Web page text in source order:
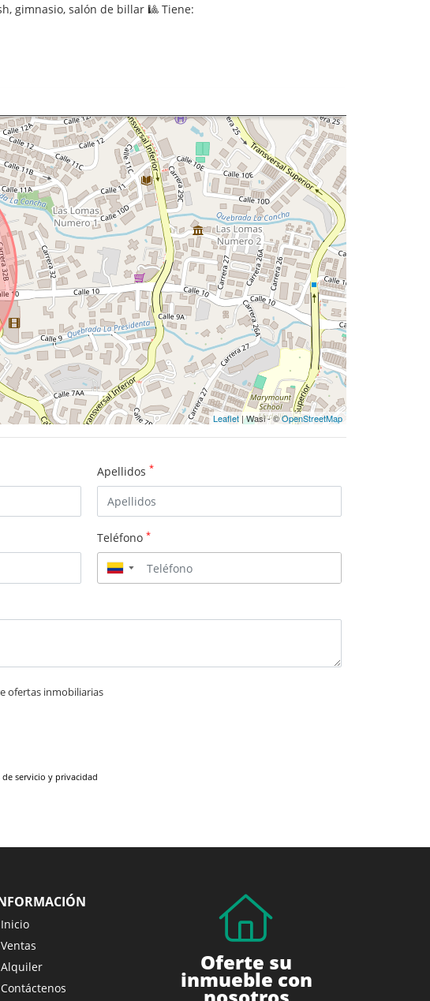
gimnasio, salón de billar 🎱 Tiene:
Leaflet | Wasi - ©OpenStreetMap
Apellidos *
Teléfono *
▼
ofertas inmobiliarias
servicio y privacidad
Inicio
Ventas
Alquiler
Contáctenos
Oferte su
inmueble con